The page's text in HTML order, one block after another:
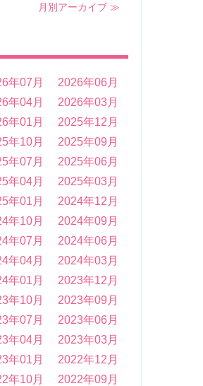
月別アーカイブ ≫
年07月
2026年06月
年04月
2026年03月
年01月
2025年12月
年10月
2025年09月
年07月
2025年06月
年04月
2025年03月
年01月
2024年12月
年10月
2024年09月
年07月
2024年06月
年04月
2024年03月
年01月
2023年12月
年10月
2023年09月
年07月
2023年06月
年04月
2023年03月
年01月
2022年12月
年10月
2022年09月